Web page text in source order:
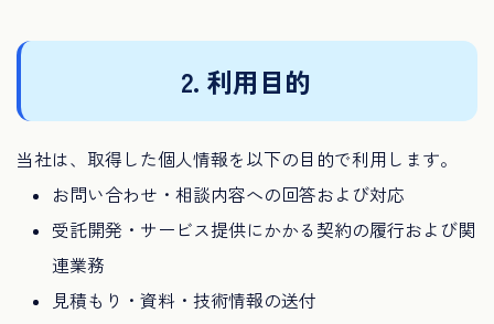
2. 利用目的
当社は、取得した個人情報を以下の目的で利用します。
お問い合わせ・相談内容への回答および対応
受託開発・サービス提供にかかる契約の履行および関
連業務
見積もり・資料・技術情報の送付